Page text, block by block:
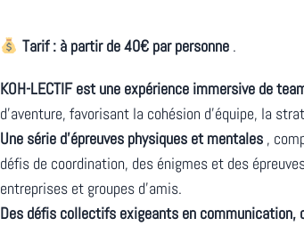
Tarif : à partir de 40€ par personne.
KOH-LECTIF est une expérience immersive de
d’aventure, favorisant la cohésion d’équipe, la
Une série d’épreuves physiques et mentales ,
défis de coordination, des énigmes et des
entreprises et groupes d’amis.
Des défis collectifs exigeants en communication,